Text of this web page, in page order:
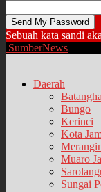
Sebuah kata sandi
SumberNews
Daerah
Bungo
Kerinci
Kota
Muaro
Sungai